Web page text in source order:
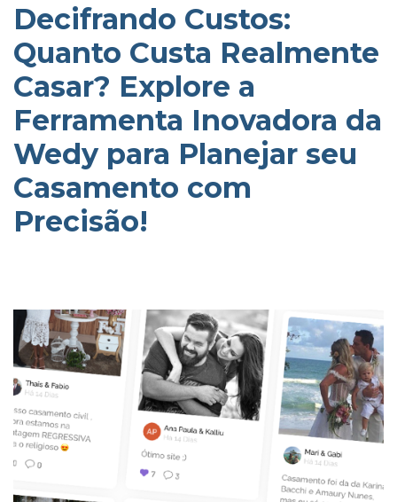
Decifrando Custos:
Quanto Custa Realmente
Casar? Explore a
Ferramenta Inovadora da
Wedy para Planejar seu
Casamento com
Precisão!